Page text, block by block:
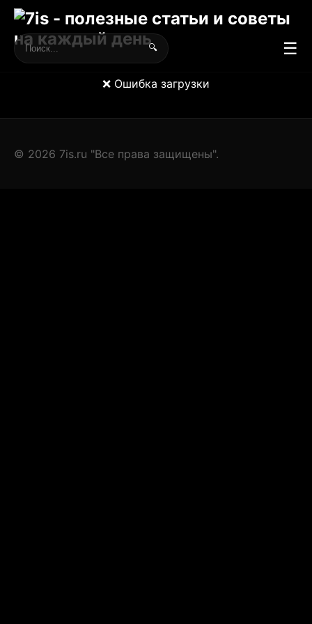
🔍 ☰
❌ Ошибка загрузки
© 2026 7is.ru "Все права защищены".